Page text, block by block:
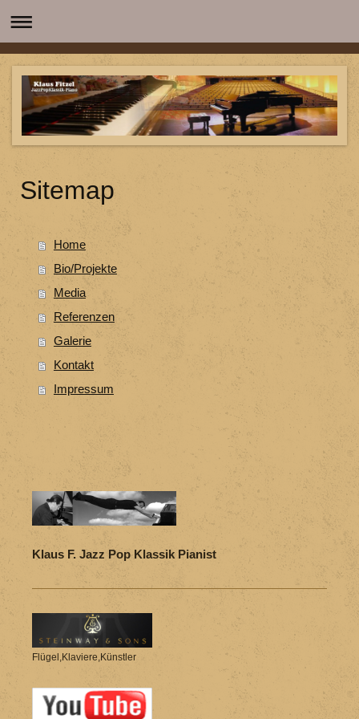
Sitemap
Home
Bio/Projekte
Media
Referenzen
Galerie
Kontakt
Impressum
Klaus F. Jazz Pop Klassik Pianist
Flügel,Klaviere,Künstler